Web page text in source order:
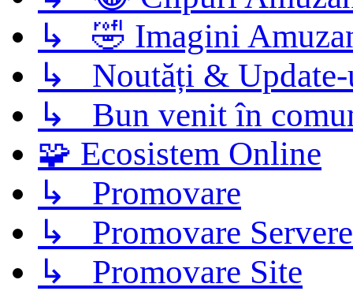
↳ 🤣 Imagini
↳ Noutăți &
↳ Bun venit în
🧩 Ecosistem Online
↳ Promovare
↳ Promovare Servere
↳ Promovare Site